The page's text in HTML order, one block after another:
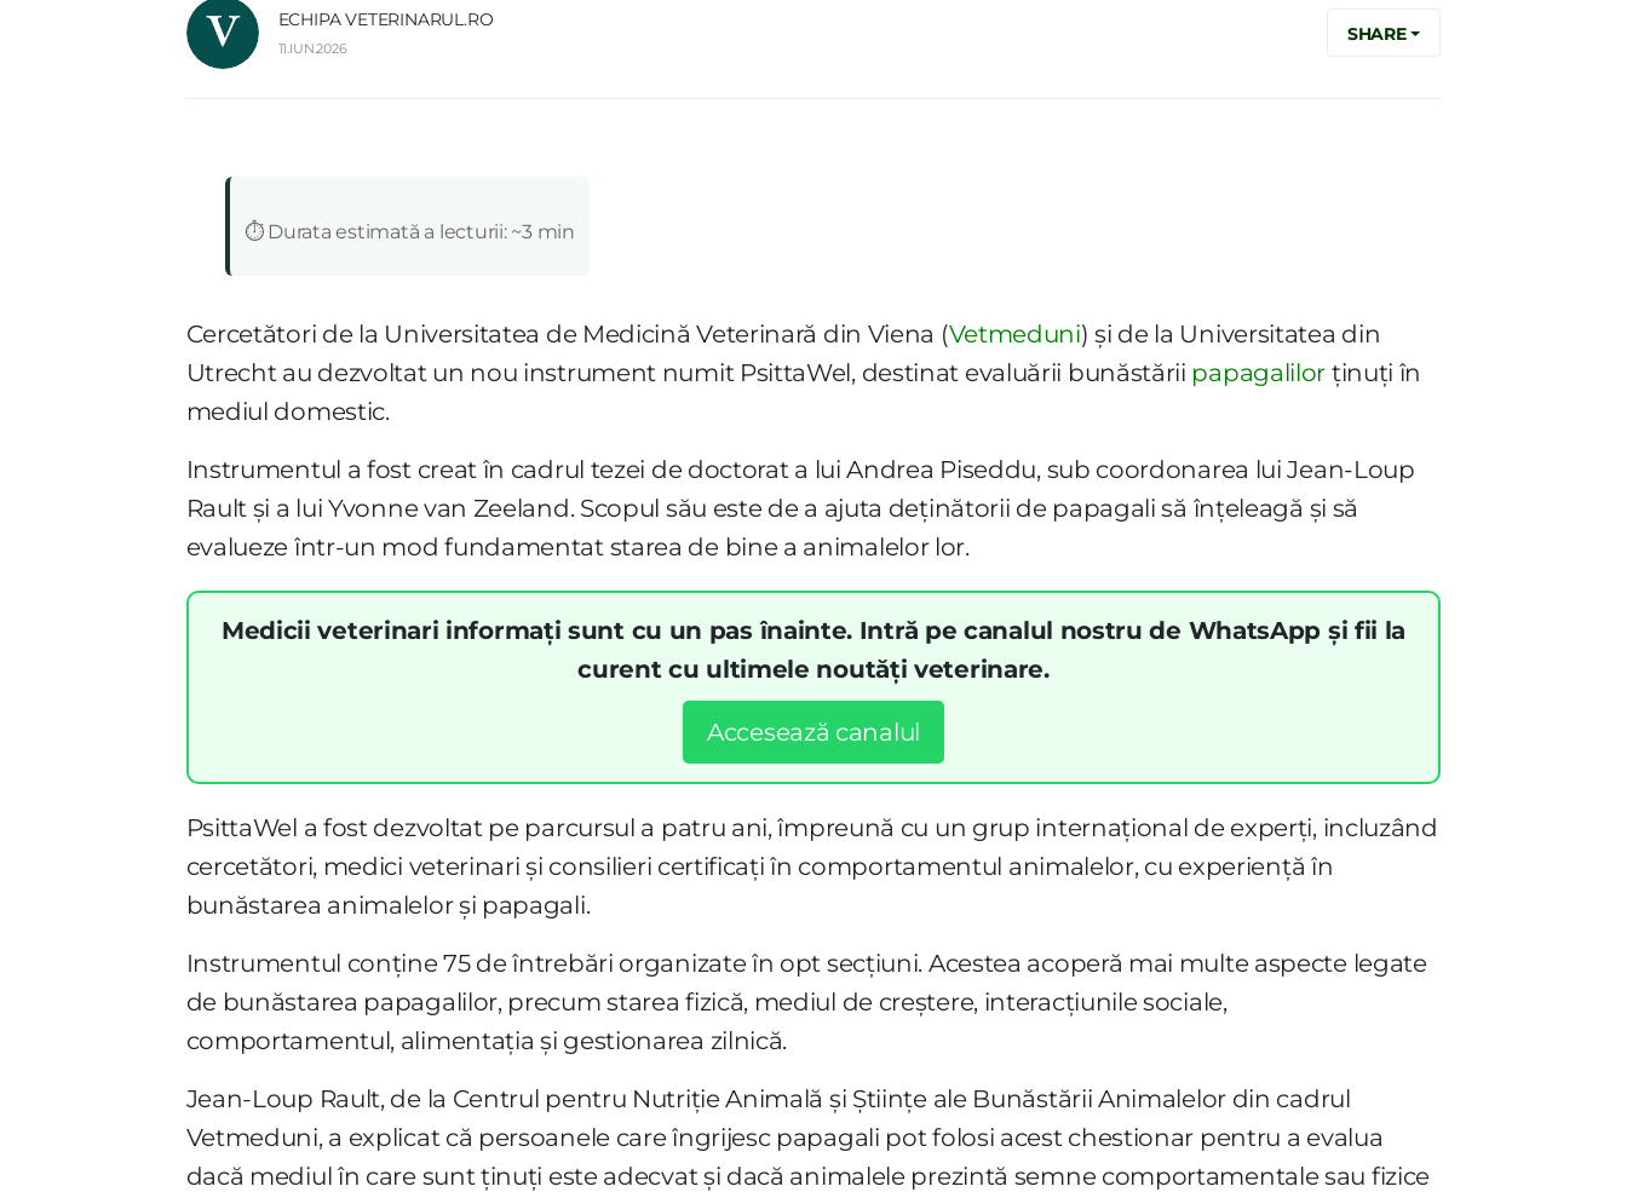
ECHIPA VETERINARUL.RO
11.IUN.2026
SHARE
⏱️ Durata estimată a lecturii: ~3 min
Cercetători de la Universitatea de Medicină Veterinară din Viena (Vetmeduni) și de la Universitatea din
Utrecht au dezvoltat un nou instrument numit PsittaWel, destinat evaluării bunăstării papagalilor ținuți în
mediul domestic.
Instrumentul a fost creat în cadrul tezei de doctorat a lui Andrea Piseddu, sub coordonarea lui Jean-Loup
Rault și a lui Yvonne van Zeeland. Scopul său este de a ajuta deținătorii de papagali să înțeleagă și să
evalueze într-un mod fundamentat starea de bine a animalelor lor.
Medicii veterinari informați sunt cu un pas înainte. Intră pe canalul nostru de WhatsApp și fii la
curent cu ultimele noutăți veterinare.
Accesează canalul
PsittaWel a fost dezvoltat pe parcursul a patru ani, împreună cu un grup internațional de experți, incluzând
cercetători, medici veterinari și consilieri certificați în comportamentul animalelor, cu experiență în
bunăstarea animalelor și papagali.
Instrumentul conține 75 de întrebări organizate în opt secțiuni. Acestea acoperă mai multe aspecte legate
de bunăstarea papagalilor, precum starea fizică, mediul de creștere, interacțiunile sociale,
comportamentul, alimentația și gestionarea zilnică.
Jean-Loup Rault, de la Centrul pentru Nutriție Animală și Științe ale Bunăstării Animalelor din cadrul
Vetmeduni, a explicat că persoanele care îngrijesc papagali pot folosi acest chestionar pentru a evalua
dacă mediul în care sunt ținuți este adecvat și dacă animalele prezintă semne comportamentale sau fizice